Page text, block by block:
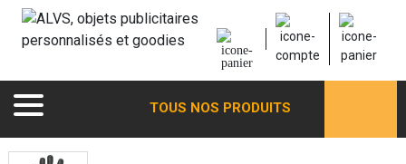
TOUS NOS PRODUITS